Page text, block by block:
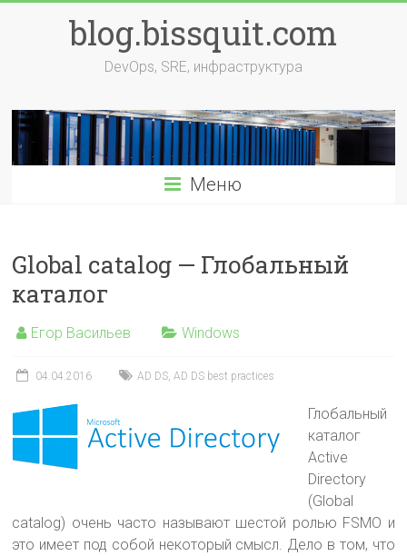
содержимомуblog.bissquit.com
DevOps, SRE, инфраструктура
Меню
Global catalog — Глобальный
каталог
Егор Васильев Windows
04.04.2016 AD DS,AD DS best practices
Глобальный
каталог
Active
Directory
(Global
catalog) очень часто называют шестой ролью FSMO и
это имеет под собой некоторый смысл. Дело в том, что